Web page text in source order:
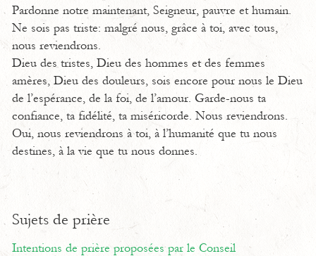
Pardonne notre maintenant, Seigneur, pauvre et humain.
Ne sois pas triste: malgré nous, grâce à toi, avec tous,
nous reviendrons.
Dieu des tristes, Dieu des hommes et des femmes
amères, Dieu des douleurs, sois encore pour nous le Dieu
de l’espérance, de la foi, de l’amour. Garde-nous ta
confiance, ta fidélité, ta miséricorde. Nous reviendrons.
Oui, nous reviendrons à toi, à l’humanité que tu nous
destines, à la vie que tu nous donnes.
Sujets de prière
Intentions de prière proposées par le Conseil